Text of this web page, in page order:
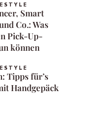
Smart
Co.: Was
Pick-Up-
können
Tipps für’s
Handgepäck